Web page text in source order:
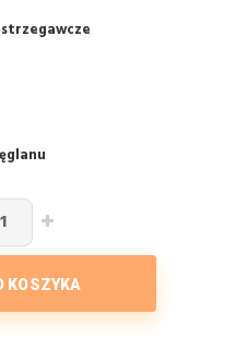
KOSZYKA